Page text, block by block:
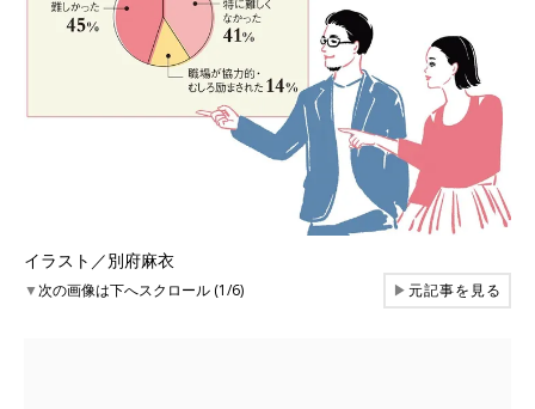
イラスト／別府麻衣
▼次の画像は下へスクロール (1/6) ▶元記事を見る